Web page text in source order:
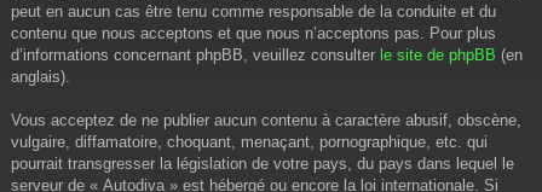
peut en aucun cas être tenu comme responsable de la conduite et du
contenu que nous acceptons et que nous n’acceptons pas. Pour plus
d’informations concernant phpBB, veuillez consulter le site de phpBB (en
anglais).
Vous acceptez de ne publier aucun contenu à caractère abusif, obscène,
vulgaire, diffamatoire, choquant, menaçant, pornographique, etc. qui
pourrait transgresser la législation de votre pays, du pays dans lequel le
serveur de « Autodiva » est hébergé ou encore la loi internationale. Si